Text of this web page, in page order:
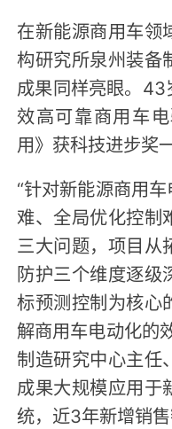
在新能源商用车领
构研究所泉州装备
成果同样亮眼。43
效高可靠商用车
用》获科技进步奖
“针对新能源商用
难、全局优化控制
三大问题，项目从
防护三个维度逐级
标预测控制为核心
解商用车电动化的
制造研究中心主任
成果大规模应用于
统，近3年新增销